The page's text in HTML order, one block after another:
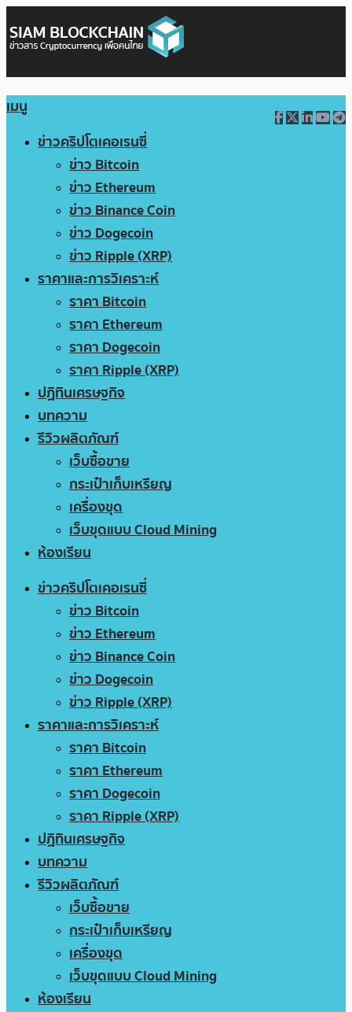
เมนู
ข่าวคริปโตเคอเรนซี่
ข่าว Bitcoin
ข่าว Ethereum
ข่าว Binance Coin
ข่าว Dogecoin
ข่าว Ripple (XRP)
ราคาและการวิเคราะห์
ราคา Bitcoin
ราคา Ethereum
ราคา Dogecoin
ราคา Ripple (XRP)
ปฏิทินเศรษฐกิจ
บทความ
รีวิวผลิตภัณฑ์
เว็บซื้อขาย
กระเป๋าเก็บเหรียญ
เครื่องขุด
เว็บขุดแบบ Cloud Mining
ห้องเรียน
ข่าวคริปโตเคอเรนซี่
ข่าว Bitcoin
ข่าว Ethereum
ข่าว Binance Coin
ข่าว Dogecoin
ข่าว Ripple (XRP)
ราคาและการวิเคราะห์
ราคา Bitcoin
ราคา Ethereum
ราคา Dogecoin
ราคา Ripple (XRP)
ปฏิทินเศรษฐกิจ
บทความ
รีวิวผลิตภัณฑ์
เว็บซื้อขาย
กระเป๋าเก็บเหรียญ
เครื่องขุด
เว็บขุดแบบ Cloud Mining
ห้องเรียน